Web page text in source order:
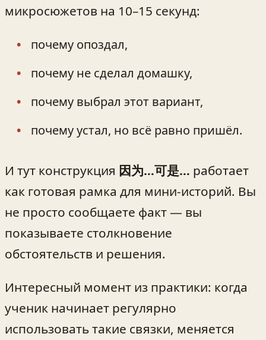
микросюжетов на 10–15 секунд:
почему опоздал,
почему не сделал домашку,
почему выбрал этот вариант,
почему устал, но всё равно пришёл.
И тут конструкция 因为…可是… работает
как готовая рамка для мини-историй. Вы
не просто сообщаете факт — вы
показываете столкновение
обстоятельств и решения.
Интересный момент из практики: когда
ученик начинает регулярно
использовать такие связки, меняется